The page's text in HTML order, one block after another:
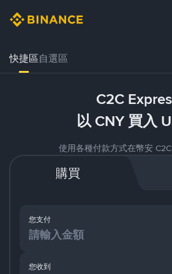
快捷區自選區
C2C
以 CNY 買入
使用各種付款方式在幣安
購買
您支付
您收到